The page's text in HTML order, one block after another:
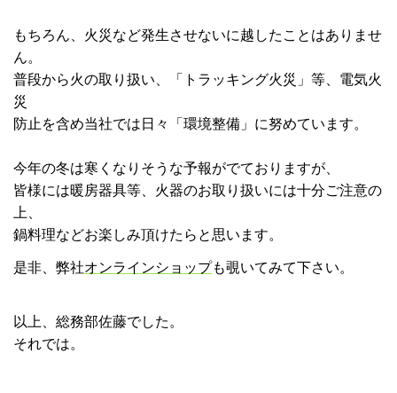
もちろん、火災など発生させないに越したことはありませ
ん。
普段から火の取り扱い、「トラッキング火災」等、電気火
災
防止を含め当社では日々「環境整備」に努めています。
今年の冬は寒くなりそうな予報がでておりますが、
皆様には暖房器具等、火器のお取り扱いには十分ご注意の
上、
鍋料理などお楽しみ頂けたらと思います。
是非、弊社オンラインショップも覗いてみて下さい。
以上、総務部佐藤でした。
それでは。